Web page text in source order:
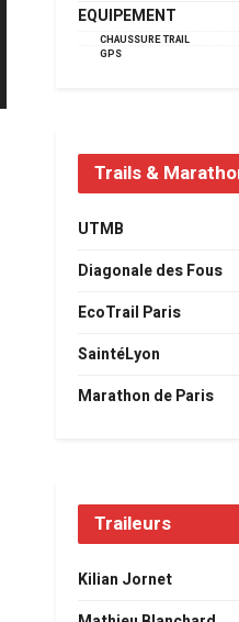
EQUIPEMENT
CHAUSSURE TRAIL
GPS
Trails &
UTMB
Diagonale des Fous
EcoTrail Paris
SaintéLyon
Marathon de Paris
Traileurs
Kilian Jornet